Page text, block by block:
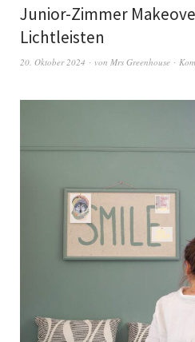
Junior-Zimmer
Lichtleisten
20. Oktober 2024 von Mrs Greenhouse